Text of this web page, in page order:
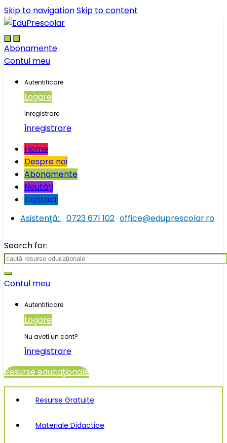
Skip to navigationSkip to content
Abonamente
Contul meu
Autentificare
Logare
Inregistrare
Înregistrare
Home
Despre noi
Abonamente
Noutăţi
Contact
Asistenţă:
0723 671 102 office@eduprescolar.ro
Search for:
Contul meu
Autentificare
Logare
Nu aveti un cont?
Înregistrare
Resurse educaţionale
Resurse Gratuite
Materiale Didactice